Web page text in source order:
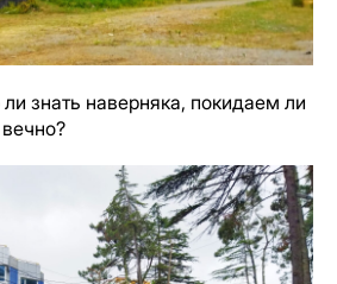
знать наверняка, покидаем ли